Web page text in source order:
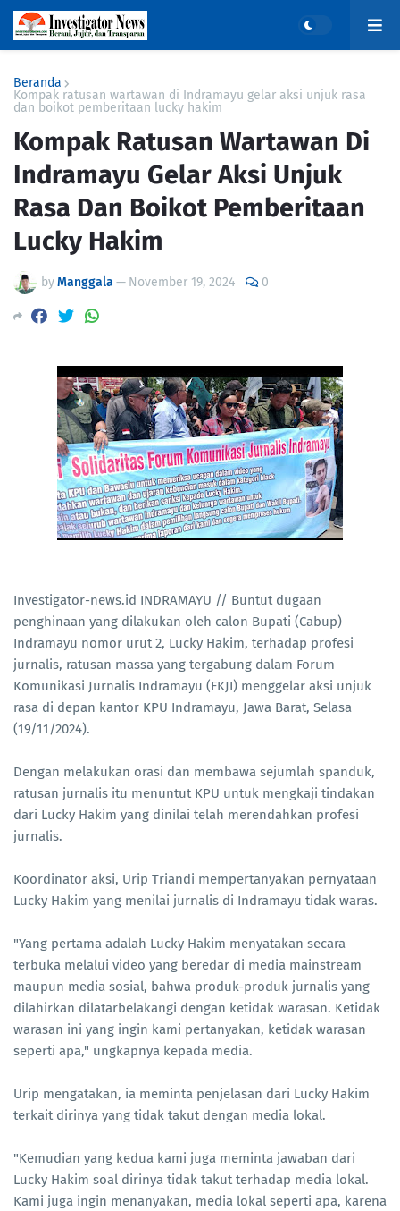
Beranda
Kompak ratusan wartawan di Indramayu gelar aksi unjuk rasa
dan boikot pemberitaan lucky hakim
Kompak Ratusan Wartawan Di
Indramayu Gelar Aksi Unjuk
Rasa Dan Boikot Pemberitaan
Lucky Hakim
byManggala — November 19, 2024 0
Investigator-news.id INDRAMAYU // Buntut dugaan
penghinaan yang dilakukan oleh calon Bupati (Cabup)
Indramayu nomor urut 2, Lucky Hakim, terhadap profesi
jurnalis, ratusan massa yang tergabung dalam Forum
Komunikasi Jurnalis Indramayu (FKJI) menggelar aksi unjuk
rasa di depan kantor KPU Indramayu, Jawa Barat, Selasa
(19/11/2024).
Dengan melakukan orasi dan membawa sejumlah spanduk,
ratusan jurnalis itu menuntut KPU untuk mengkaji tindakan
dari Lucky Hakim yang dinilai telah merendahkan profesi
jurnalis.
Koordinator aksi, Urip Triandi mempertanyakan pernyataan
Lucky Hakim yang menilai jurnalis di Indramayu tidak waras.
"Yang pertama adalah Lucky Hakim menyatakan secara
terbuka melalui video yang beredar di media mainstream
maupun media sosial, bahwa produk-produk jurnalis yang
dilahirkan dilatarbelakangi dengan ketidak warasan. Ketidak
warasan ini yang ingin kami pertanyakan, ketidak warasan
seperti apa," ungkapnya kepada media.
Urip mengatakan, ia meminta penjelasan dari Lucky Hakim
terkait dirinya yang tidak takut dengan media lokal.
"Kemudian yang kedua kami juga meminta jawaban dari
Lucky Hakim soal dirinya tidak takut terhadap media lokal.
Kami juga ingin menanyakan, media lokal seperti apa, karena